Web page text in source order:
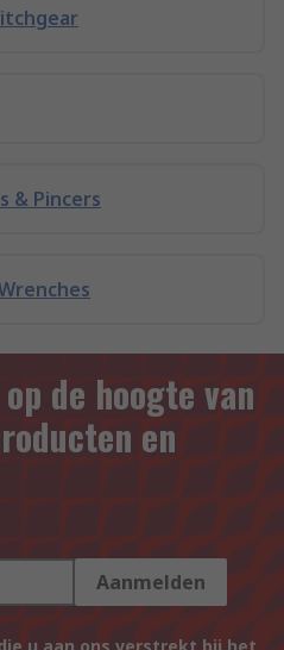
& Pincers
de hoogte van
en
Aanmelden